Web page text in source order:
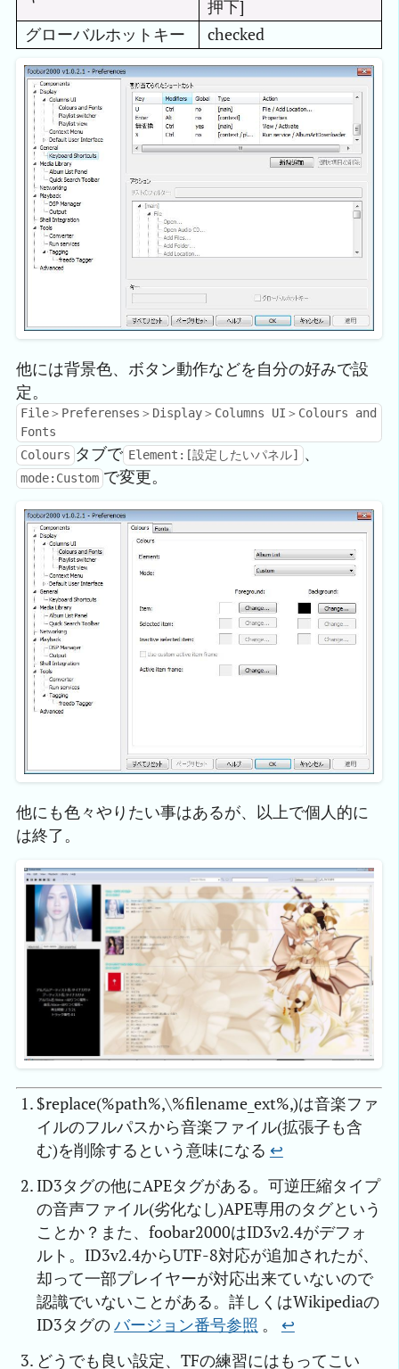
押下]
グローバルホットキー
checked
他には背景色、ボタン動作などを自分の好みで設
定。
File＞Preferenses＞Display＞Columns UI＞Colours and
Fonts
Colours タブで Element:[設定したいパネル] 、
mode:Custom で変更。
他にも色々やりたい事はあるが、以上で個人的に
は終了。
$replace(%path%,\%filename_ext%,)は音楽ファ
イルのフルパスから音楽ファイル(拡張子も含
む)を削除するという意味になる ↩︎
ID3タグの他にAPEタグがある。可逆圧縮タイプ
の音声ファイル(劣化なし)APE専用のタグという
ことか？また、foobar2000はID3v2.4がデフォ
ルト。ID3v2.4からUTF-8対応が追加されたが、
却って一部プレイヤーが対応出来ていないので
認識でいないことがある。詳しくはWikipediaの
ID3タグのバージョン番号参照 。 ↩︎
どうでも良い設定、TFの練習にはもってこい